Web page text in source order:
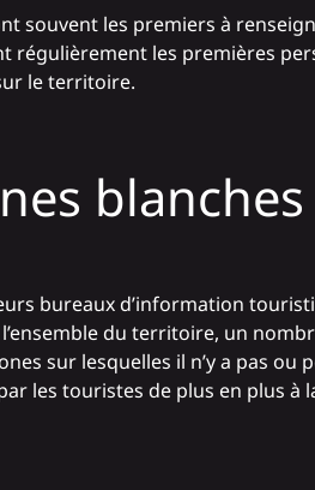
souvent les premiers à
régulièrement les premières
le territoire.
blanches
bureaux d’information
du territoire, un
sur lesquelles il n’y a pas ou
les touristes de plus en plus à